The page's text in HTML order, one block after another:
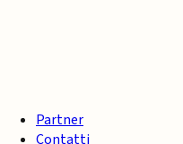
Partner
Contatti